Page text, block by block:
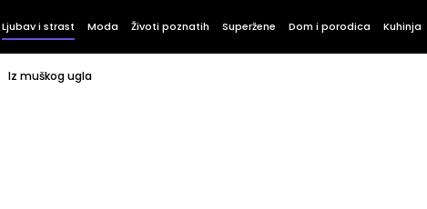
Ljubav i strast Moda Životi poznatih Superžene Dom i porodica Kuhinja
Iz muškog ugla